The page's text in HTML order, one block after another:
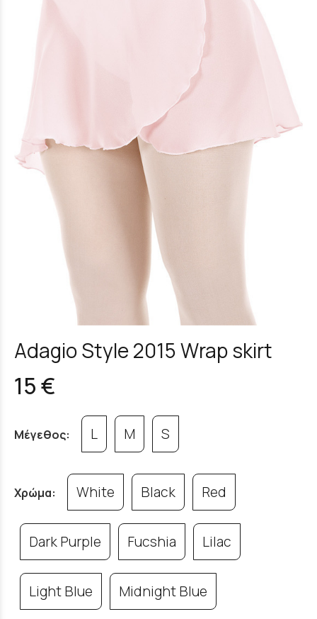
Adagio Style 2015 Wrap skirt
15 €
Μέγεθος: L M S
Χρώμα: White Black Red
Dark Purple Fucshia Lilac
Light Blue Midnight Blue